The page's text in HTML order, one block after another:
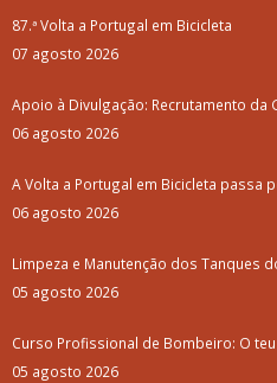
87.ª Volta a Portugal em Bicicleta
07 agosto 2026
Apoio à Divulgação: Recrutamento da
06 agosto 2026
A Volta a Portugal em Bicicleta passa
06 agosto 2026
Limpeza e Manutenção dos Tanques
05 agosto 2026
Curso Profissional de Bombeiro: O
05 agosto 2026